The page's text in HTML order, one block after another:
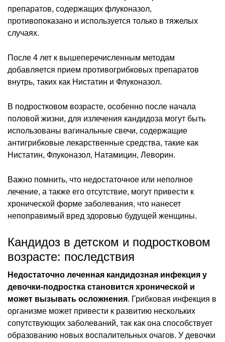
препаратов, содержащих флуконазол,
противопоказано и используется только в тяжелых
случаях.
После 4 лет к вышеперечисленным методам
добавляется прием противогрибковых препаратов
внутрь, таких как Нистатин и Флуконазол.
В подростковом возрасте, особенно после начала
половой жизни, для излечения кандидоза могут быть
использованы вагинальные свечи, содержащие
антигрибковые лекарственные средства, такие как
Нистатин, Флуконазол, Натамицин, Леворин.
Важно помнить, что недостаточное или неполное
лечение, а также его отсутствие, могут привести к
хронической форме заболевания, что нанесет
непоправимый вред здоровью будущей женщины.
Кандидоз в детском и подростковом
возрасте: последствия
Недостаточно леченная кандидозная инфекция у
девочки-подростка становится хронической и
может вызывать осложнения. Грибковая инфекция в
организме может привести к развитию нескольких
сопутствующих заболеваний, так как она способствует
образованию новых воспалительных очагов. У девочки